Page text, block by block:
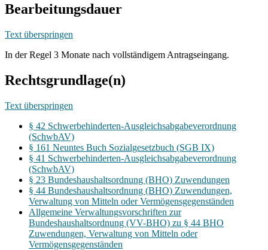
Bearbeitungsdauer
Text überspringen
In der Regel 3 Monate nach vollständigem Antragseingang.
Rechtsgrundlage(n)
Text überspringen
§ 42 Schwerbehinderten-Ausgleichsabgabeverordnung
(SchwbAV)
§ 161 Neuntes Buch Sozialgesetzbuch (SGB IX)
§ 41 Schwerbehinderten-Ausgleichsabgabeverordnung
(SchwbAV)
§ 23 Bundeshaushaltsordnung (BHO) Zuwendungen
§ 44 Bundeshaushaltsordnung (BHO) Zuwendungen,
Verwaltung von Mitteln oder Vermögensgegenständen
Allgemeine Verwaltungsvorschriften zur
Bundeshaushaltsordnung (VV-BHO) zu § 44 BHO
Zuwendungen, Verwaltung von Mitteln oder
Vermögensgegenständen